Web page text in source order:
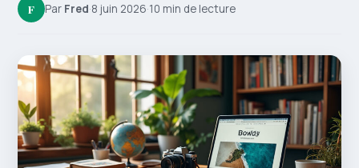
F Par Fred·8 juin 2026·10 min de lecture